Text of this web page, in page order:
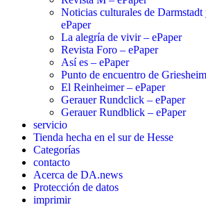
Noticias culturales de Darmstadt
ePaper
La alegría de vivir – ePaper
Revista Foro – ePaper
Así es – ePaper
Punto de encuentro de
El Reinheimer – ePaper
Gerauer Rundclick – ePaper
Gerauer Rundblick – ePaper
servicio
Tienda hecha en el sur de Hesse
Categorías
contacto
Acerca de DA.news
Protección de datos
imprimir